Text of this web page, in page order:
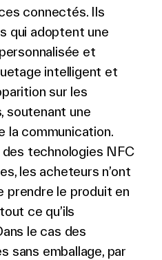
connectés. Ils
qui adoptent une
et
intelligent et
sur les
soutenant une
la communication.
des technologies NFC
les acheteurs n’ont
prendre le produit en
ce qu’ils
le cas des
sans emballage, par